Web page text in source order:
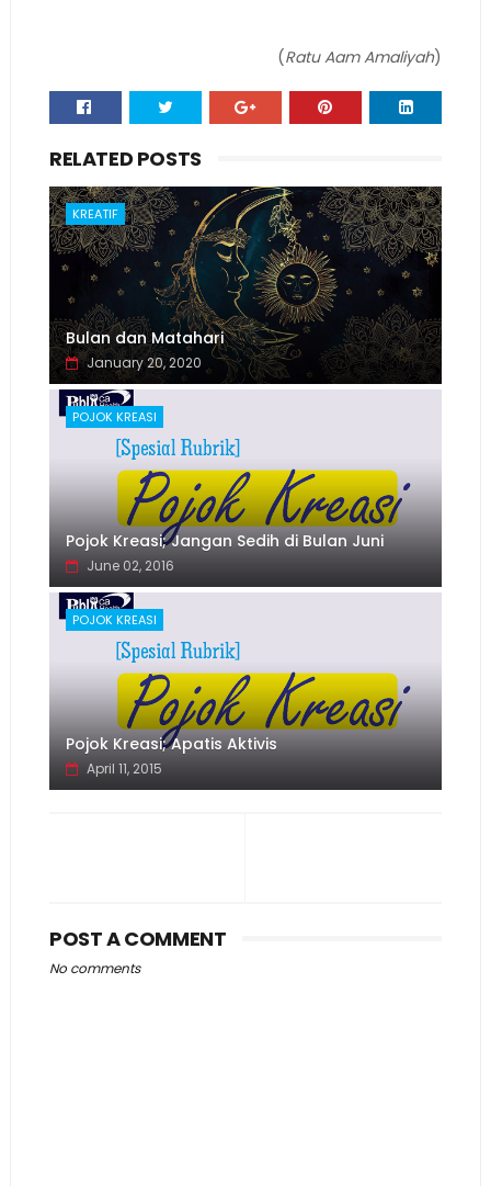
(Ratu Aam Amaliyah)
RELATED POSTS
KREATIF
Bulan dan Matahari
January 20, 2020
POJOK KREASI
Pojok Kreasi; Jangan Sedih di Bulan Juni
June 02, 2016
POJOK KREASI
Pojok Kreasi; Apatis Aktivis
April 11, 2015
POST A COMMENT
No comments